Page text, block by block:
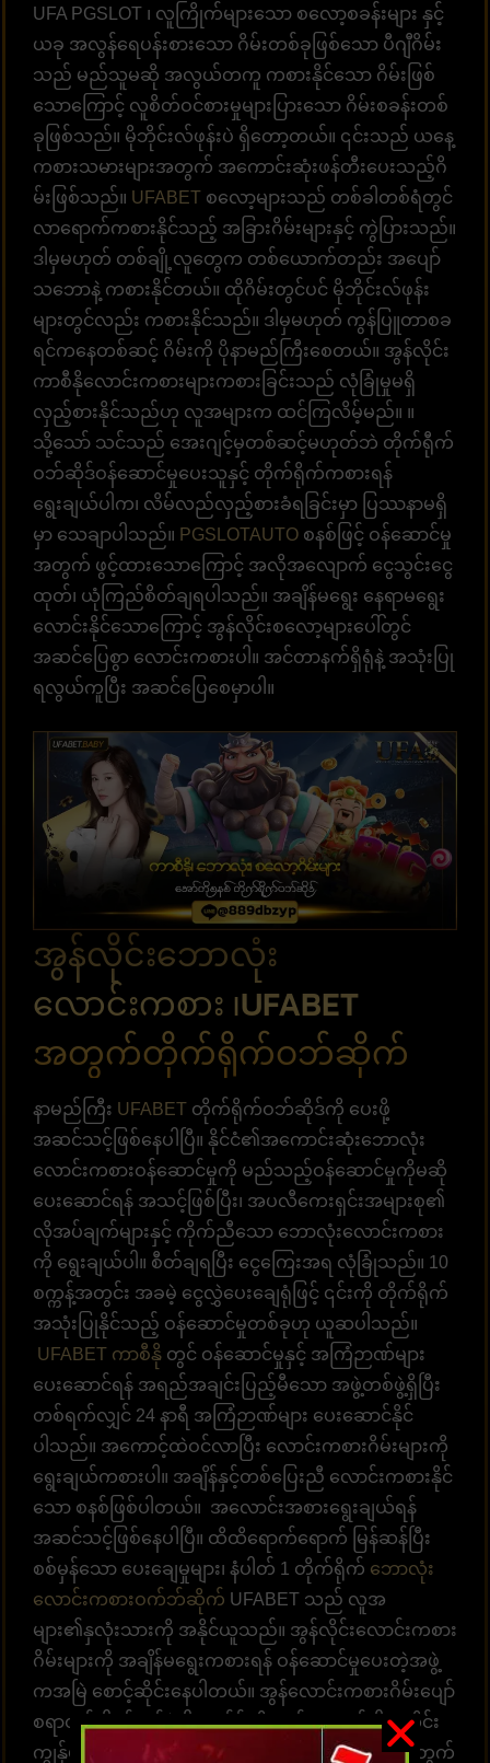
UFA PGSLOT ၊ လူကြိုက်များသော စလော့စခန်းများ နှင့်
ယခု အလွန်ရေပန်းစားသော ဂိမ်းတစ်ခုဖြစ်သော ပီဂျီဂိမ်း
သည် မည်သူမဆို အလွယ်တကူ ကစားနိုင်သော ဂိမ်းဖြစ်
သောကြောင့် လူစိတ်ဝင်စားမှုများပြားသော ဂိမ်းစခန်းတစ်
ခုဖြစ်သည်။ မိုဘိုင်းလ်ဖုန်းပဲ ရှိတော့တယ်။ ၎င်းသည် ယနေ့
ကစားသမားများအတွက် အကောင်းဆုံးဖန်တီးပေးသည့်ဂိ
မ်းဖြစ်သည်။ UFABET စလော့များသည် တစ်ခါတစ်ရံတွင်
လာရောက်ကစားနိုင်သည့် အခြားဂိမ်းများနှင့် ကွဲပြားသည်။
ဒါမှမဟုတ် တစ်ချို့လူတွေက တစ်ယောက်တည်း အပျော်
သဘောနဲ့ ကစားနိုင်တယ်။ ထိုဂိမ်းတွင်ပင် မိုဘိုင်းလ်ဖုန်း
များတွင်လည်း ကစားနိုင်သည်။ ဒါမှမဟုတ် ကွန်ပြူတာစခ
ရင်ကနေတစ်ဆင့် ဂိမ်းကို ပိုနာမည်ကြီးစေတယ်။ အွန်လိုင်း
ကာစီနိုလောင်းကစားများကစားခြင်းသည် လုံခြုံမှုမရှိ
လှည့်စားနိုင်သည်ဟု လူအများက ထင်ကြလိမ့်မည်။ ။
သို့သော် သင်သည် အေးဂျင့်မှတစ်ဆင့်မဟုတ်ဘဲ တိုက်ရီုက်
ဝဘ်ဆိုဒ်ဝန်ဆောင်မှုပေးသူနှင့် တိုက်ရိုက်ကစားရန်
ရွေးချယ်ပါက၊ လိမ်လည်လှည့်စားခံရခြင်းမှာ ပြဿနာမရှိ
မှာ သေချာပါသည်။ PGSLOTAUTO စနစ်ဖြင့် ဝန်ဆောင်မှု
အတွက် ဖွင့်ထားသောကြောင့် အလိုအလျောက် ငွေသွင်းငွေ
ထုတ်၊ ယုံကြည်စိတ်ချရပါသည်။ အချိန်မရွေး နေရာမရွေး
လောင်းနိုင်သောကြောင့် အွန်လိုင်းစလော့များပေါ်တွင်
အဆင်ပြေစွာ လောင်းကစားပါ။ အင်တာနက်ရှိရုံနဲ့ အသုံးပြု
ရလွယ်ကူပြီး အဆင်ပြေစေမှာပါ။
အွန်လိုင်းဘောလုံး
လောင်းကစား ၊UFABET
အတွက်တိုက်ရိုက်ဝဘ်ဆိုက်
နာမည်ကြီး UFABET တိုက်ရိုက်ဝဘ်ဆိုဒ်ကို ပေးဖို့
အဆင်သင့်ဖြစ်နေပါပြီ။ နိုင်ငံ၏အကောင်းဆုံးဘောလုံး
လောင်းကစားဝန်ဆောင်မှုကို မည်သည့်ဝန်ဆောင်မှုကိုမဆို
ပေးဆောင်ရန် အသင့်ဖြစ်ပြီး၊ အပလီကေးရှင်းအများစု၏
လိုအပ်ချက်များနှင့် ကိုက်ညီသော ဘောလုံးလောင်းကစား
ကို ရွေးချယ်ပါ။ စီတ်ချရပြီး ငွေကြေးအရ လုံခြုံသည်။ 10
စက္ကန့်အတွင်း အခမဲ့ ငွေလွှဲပေးချေရုံဖြင့် ၎င်းကို တိုက်ရိုက်
အသုံးပြုနိုင်သည့် ဝန်ဆောင်မှုတစ်ခုဟု ယူဆပါသည်။
UFABET ကာစီနို တွင် ဝန်ဆောင်မှုနှင့် အကြံဉာဏ်များ
ပေးဆောင်ရန် အရည်အချင်းပြည့်မီသော အဖွဲ့တစ်ဖွဲ့ရှိပြီး
တစ်ရက်လျှင် 24 နာရီ အကြံဉာဏ်များ ပေးဆောင်နိုင်
ပါသည်။ အကောင့်ထဲဝင်လာပြီး လောင်းကစားဂိမ်းများကို
ရွေးချယ်ကစားပါ။ အချိန်နှင့်တစ်ပြေးညီ လောင်းကစားနိုင်
သော စနစ်ဖြစ်ပါတယ်။ အလောင်းအစားရွေးချယ်ရန်
အဆင်သင့်ဖြစ်နေပါပြီ။ ထိထိရောက်ရောက် မြန်ဆန်ပြီး
စစ်မှန်သော ပေးချေမှုများ၊ နံပါတ် 1 တိုက်ရိုက် ဘောလုံး
လောင်းကစားဝက်ဘ်ဆိုက် UFABET သည် လူအ
များ၏နှလုံးသားကို အနိုင်ယူသည်။ အွန်လိုင်းလောင်းကစား
ဂိမ်းများကို အချိန်မရွေးကစားရန် ဝန်ဆောင်မှုပေးတဲ့အဖွဲ့
ကအမြဲ စောင့်ဆိုင်းနေပါတယ်။ အွန်လောင်းကစားဂိမ်းပျော်
စရာတွင်ပါဝင်ဆင်နွဲပါ။ကျွန်ုပ်တို့သည် အောက်ပါအတိုင်း
ကျွန်ုပ်တို့၏ဝဘ်ဆိုဒ်မှာ ကစားရန် ဆုံးဖြတ်ရန် သင့်အတွက်